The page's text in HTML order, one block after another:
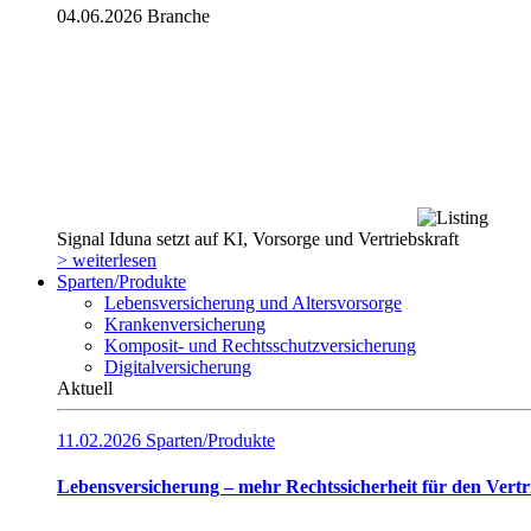
04.06.2026 Branche
Signal Iduna setzt auf KI, Vorsorge und Vertriebskraft
> weiterlesen
Sparten/Produkte
Lebensversicherung und Altersvorsorge
Krankenversicherung
Komposit- und Rechtsschutzversicherung
Digitalversicherung
Aktuell
11.02.2026 Sparten/Produkte
Lebensversicherung – mehr Rechtssicherheit für den